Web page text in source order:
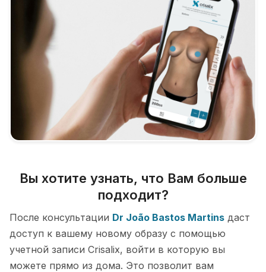
Вы хотите узнать, что Вам больше
подходит?
После консультации Dr João Bastos Martins даст
доступ к вашему новому образу с помощью
учетной записи Crisalix, войти в которую вы
можете прямо из дома. Это позволит вам